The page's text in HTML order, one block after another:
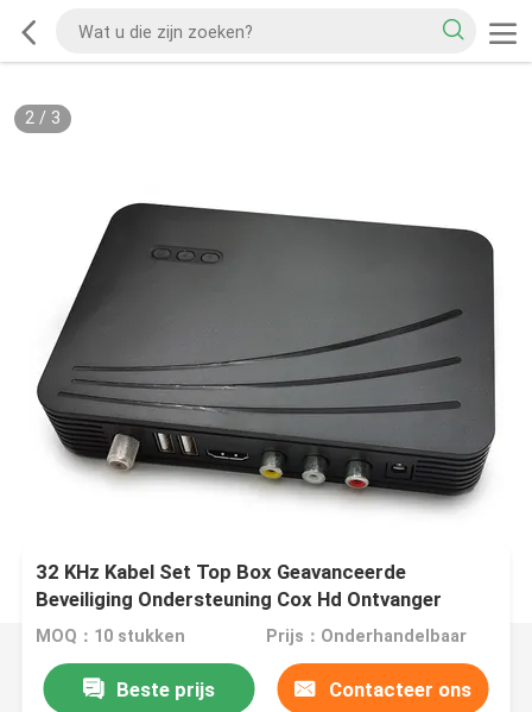
2/ 3
32 KHz Kabel Set Top Box Geavanceerde
Beveiliging Ondersteuning Cox Hd Ontvanger
MOQ：10 stukken Prijs：Onderhandelbaar
Beste prijs Contacteer ons